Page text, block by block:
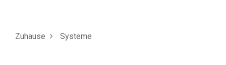
Zuhause Systeme